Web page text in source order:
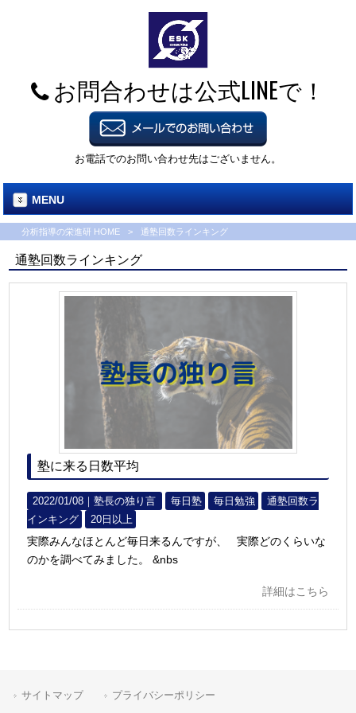
お問合わせは公式LINEで！
お電話でのお問い合わせ先はございません。
MENU
分析指導の栄進研 HOME > 通塾回数ラインキング
通塾回数ラインキング
塾に来る日数平均
2022/01/08｜塾長の独り言 毎日塾 毎日勉強
通塾回数ラ
インキング
20日以上
実際みんなほとんど毎日来るんですが、 実際どのくらいな
のかを調べてみました。 &nbs
詳細はこちら
サイトマップ プライバシーポリシー